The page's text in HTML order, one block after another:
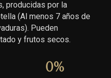
producidas por la
(Al menos 7 años de
Pueden
y frutos secos.
0%